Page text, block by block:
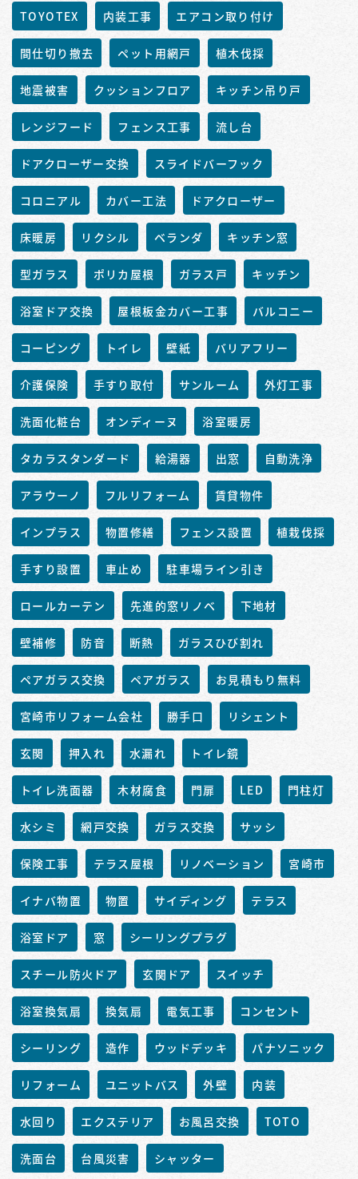
TOYOTEX 内装工事 エアコン取り付け
間仕切り撤去 ペット用網戸 植木伐採
地震被害 クッションフロア キッチン吊り戸
レンジフード フェンス工事 流し台
ドアクローザー交換 スライドバーフック
コロニアル カバー工法 ドアクローザー
床暖房 リクシル ベランダ キッチン窓
型ガラス ポリカ屋根 ガラス戸 キッチン
浴室ドア交換 屋根板金カバー工事 バルコニー
コーピング トイレ 壁紙 バリアフリー
介護保険 手すり取付 サンルーム 外灯工事
洗面化粧台 オンディーヌ 浴室暖房
タカラスタンダード 給湯器 出窓 自動洗浄
アラウーノ フルリフォーム 賃貸物件
インプラス 物置修繕 フェンス設置 植栽伐採
手すり設置 車止め 駐車場ライン引き
ロールカーテン 先進的窓リノベ 下地材
壁補修 防音 断熱 ガラスひび割れ
ペアガラス交換 ペアガラス お見積もり無料
宮崎市リフォーム会社 勝手口 リシェント
玄関 押入れ 水漏れ トイレ鏡
トイレ洗面器 木材腐食 門扉 LED 門柱灯
水シミ 網戸交換 ガラス交換 サッシ
保険工事 テラス屋根 リノベーション 宮崎市
イナバ物置 物置 サイディング テラス
浴室ドア 窓 シーリングプラグ
スチール防火ドア 玄関ドア スイッチ
浴室換気扇 換気扇 電気工事 コンセント
シーリング 造作 ウッドデッキ パナソニック
リフォーム ユニットバス 外壁 内装
水回り エクステリア お風呂交換 TOTO
洗面台 台風災害 シャッター